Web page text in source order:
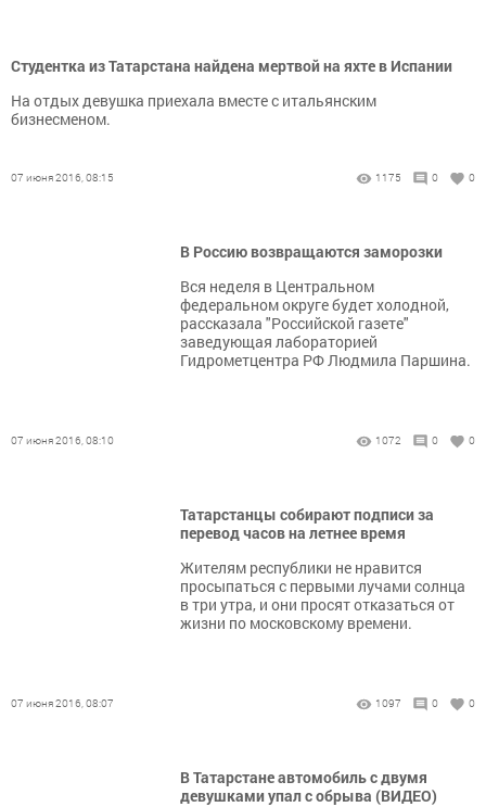
Студентка из Татарстана найдена мертвой на яхте в Испании
На отдых девушка приехала вместе с итальянским
бизнесменом.
07 июня 2016, 08:15 1175 0 0
В Россию возвращаются заморозки
Вся неделя в Центральном
федеральном округе будет холодной,
рассказала "Российской газете"
заведующая лабораторией
Гидрометцентра РФ Людмила Паршина.
07 июня 2016, 08:10 1072 0 0
Татарстанцы собирают подписи за
перевод часов на летнее время
Жителям республики не нравится
просыпаться с первыми лучами солнца
в три утра, и они просят отказаться от
жизни по московскому времени.
07 июня 2016, 08:07 1097 0 0
В Татарстане автомобиль с двумя
девушками упал с обрыва (ВИДЕО)